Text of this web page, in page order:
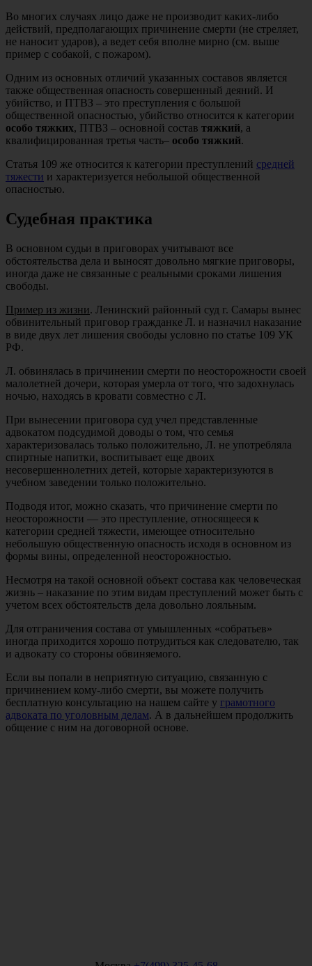
Во многих случаях лицо даже не производит каких-либо
действий, предполагающих причинение смерти (не стреляет,
не наносит ударов), а ведет себя вполне мирно (см. выше
пример с собакой, с пожаром).
Одним из основных отличий указанных составов является
также общественная опасность совершенный деяний. И
убийство, и ПТВЗ – это преступления с большой
общественной опасностью, убийство относится к категории
особо тяжких, ПТВЗ – основной состав тяжкий, а
квалифицированная третья часть– особо тяжкий.
Статья 109 же относится к категории преступлений средней
тяжести и характеризуется небольшой общественной
опасностью.
Судебная практика
В основном судьи в приговорах учитывают все
обстоятельства дела и выносят довольно мягкие приговоры,
иногда даже не связанные с реальными сроками лишения
свободы.
Пример из жизни. Ленинский районный суд г. Самары вынес
обвинительный приговор гражданке Л. и назначил наказание
в виде двух лет лишения свободы условно по статье 109 УК
РФ.
Л. обвинялась в причинении смерти по неосторожности своей
малолетней дочери, которая умерла от того, что задохнулась
ночью, находясь в кровати совместно с Л.
При вынесении приговора суд учел представленные
адвокатом подсудимой доводы о том, что семья
характеризовалась только положительно, Л. не употребляла
спиртные напитки, воспитывает еще двоих
несовершеннолетних детей, которые характеризуются в
учебном заведении только положительно.
Подводя итог, можно сказать, что причинение смерти по
неосторожности — это преступление, относящееся к
категории средней тяжести, имеющее относительно
небольшую общественную опасность исходя в основном из
формы вины, определенной неосторожностью.
Несмотря на такой основной объект состава как человеческая
жизнь – наказание по этим видам преступлений может быть с
учетом всех обстоятельств дела довольно лояльным.
Для отграничения состава от умышленных «собратьев»
иногда приходится хорошо потрудиться как следователю, так
и адвокату со стороны обвиняемого.
Если вы попали в неприятную ситуацию, связанную с
причинением кому-либо смерти, вы можете получить
бесплатную консультацию на нашем сайте у грамотного
адвоката по уголовным делам. А в дальнейшем продолжить
общение с ним на договорной основе.